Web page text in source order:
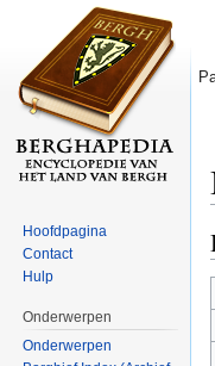
Hoofdpagina
Contact
Hulp
Onderwerpen
Onderwerpen